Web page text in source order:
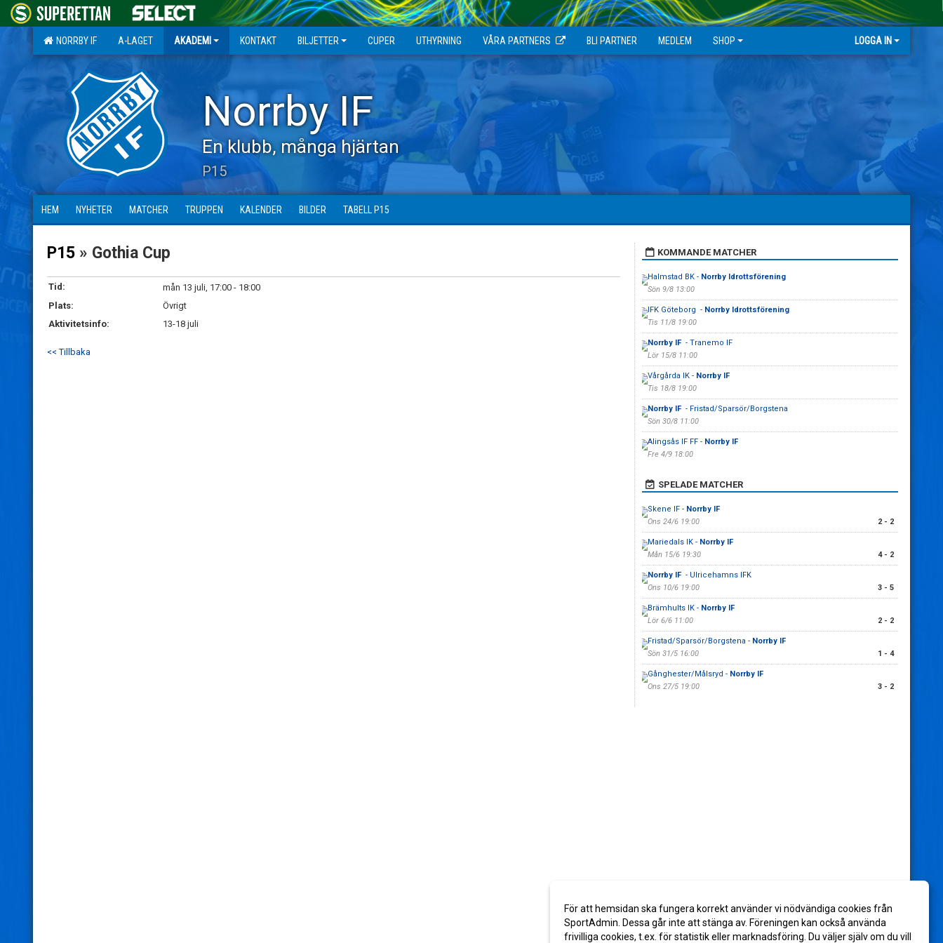
NORRBY IF A-LAGET AKADEMI KONTAKT BILJETTER CUPER UTHYRNING VÅRA PARTNERS BLI PARTNER MEDLEM SHOP LOGGA IN
Norrby IF
En klubb, många hjärtan
P15
HEM NYHETER MATCHER TRUPPEN KALENDER BILDER TABELL P15
P15 » Gothia Cup
Tid:
mån 13 juli, 17:00 - 18:00
Plats:
Övrigt
Aktivitetsinfo:
13-18 juli
<< Tillbaka
KOMMANDE MATCHER
Halmstad BK - Norrby Idrottsförening
Sön 9/8 13:00
IFK Göteborg - Norrby Idrottsförening
Tis 11/8 19:00
Norrby IF - Tranemo IF
Lör 15/8 11:00
Vårgårda IK - Norrby IF
Tis 18/8 19:00
Norrby IF - Fristad/Sparsör/Borgstena
Sön 30/8 11:00
Alingsås IF FF - Norrby IF
Fre 4/9 18:00
SPELADE MATCHER
Skene IF - Norrby IF
Ons 24/6 19:00
2 - 2
Mariedals IK - Norrby IF
Mån 15/6 19:30
4 - 2
Norrby IF - Ulricehamns IFK
Ons 10/6 19:00
3 - 5
Brämhults IK - Norrby IF
Lör 6/6 11:00
2 - 2
Fristad/Sparsör/Borgstena - Norrby IF
Sön 31/5 16:00
1 - 4
Gånghester/Målsryd - Norrby IF
Ons 27/5 19:00
3 - 2
För att hemsidan ska fungera korrekt använder vi nödvändiga cookies från
SportAdmin. Dessa går inte att stänga av. Föreningen kan också använda
frivilliga cookies, t.ex. för statistik eller marknadsföring. Du väljer själv om du vill